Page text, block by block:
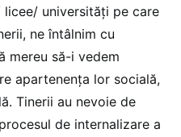
universități pe care
ne întâlnim cu
mereu să-i vedem
apartenența lor socială,
Tinerii au nevoie de
de internalizare a